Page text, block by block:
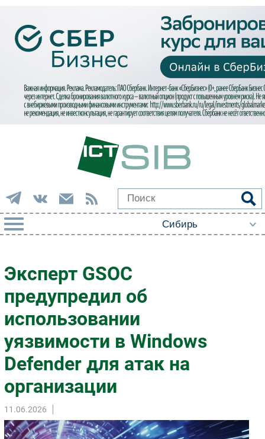
Импорто­замещение
Автоматизация Промышленности
Интернет
Фиксированная связь
Интеграция
Рынок ПК
Торговые сети
Оборудование
Эксперт GSOC
предупредил об
использовании
уязвимости в Windows
Defender для атак на
организации
11.06.2026